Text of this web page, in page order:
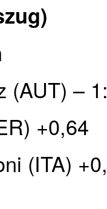
(AUT) –
+0,64
(ITA)